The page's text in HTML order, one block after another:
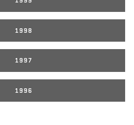
1998
1997
1996